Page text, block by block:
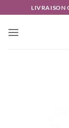
au
contenu
LIVRAISON